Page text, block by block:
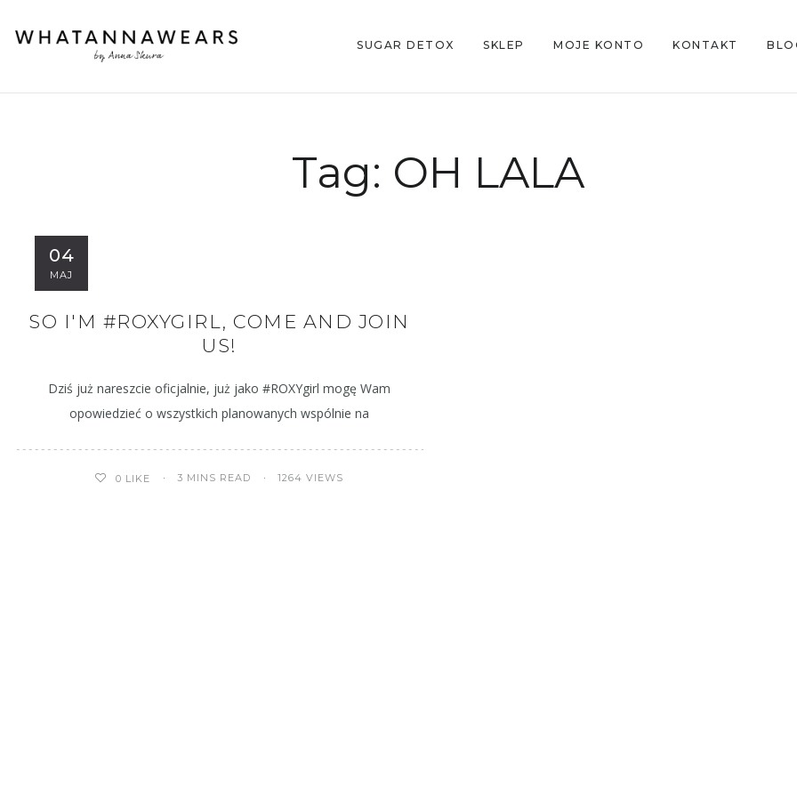
SUGAR DETOX SKLEP MOJE KONTO KONTAKT
Tag: OH LALA
04
MAJ
SO I'M #ROXYGIRL, COME AND JOIN
US!
Dziś już nareszcie oficjalnie, już jako #ROXYgirl mogę Wam
opowiedzieć o wszystkich planowanych wspólnie na
0 LIKE 3 MINS READ 1264 VIEWS